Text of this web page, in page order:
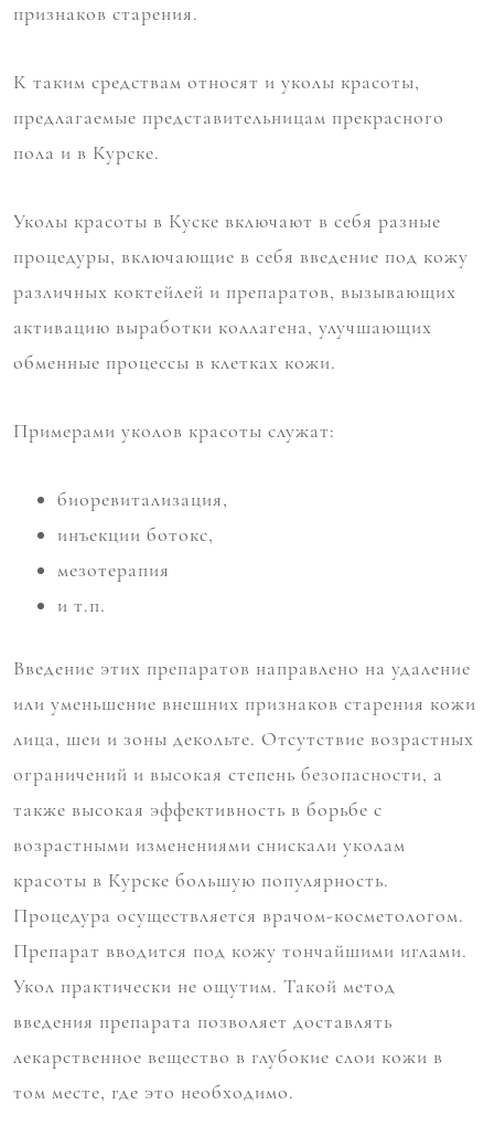
признаков старения.
К таким средствам относят и уколы красоты,
предлагаемые представительницам прекрасного
пола и в Курске.
Уколы красоты в Куске включают в себя разные
процедуры, включающие в себя введение под кожу
различных коктейлей и препаратов, вызывающих
активацию выработки коллагена, улучшающих
обменные процессы в клетках кожи.
Примерами уколов красоты служат:
биоревитализация,
инъекции ботокс,
мезотерапия
и т.п.
Введение этих препаратов направлено на удаление
или уменьшение внешних признаков старения кожи
лица, шеи и зоны декольте. Отсутствие возрастных
ограничений и высокая степень безопасности, а
также высокая эффективность в борьбе с
возрастными изменениями снискали уколам
красоты в Курске большую популярность.
Процедура осуществляется врачом-косметологом.
Препарат вводится под кожу тончайшими иглами.
Укол практически не ощутим. Такой метод
введения препарата позволяет доставлять
лекарственное вещество в глубокие слои кожи в
том месте, где это необходимо.